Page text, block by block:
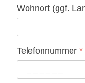
Wohnort (ggf.
Telefonnummer *